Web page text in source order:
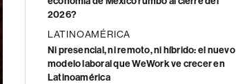
2026?
LATINOAMÉRICA
Ni presencial, ni remoto, ni híbrido: el nuevo
modelo laboral que WeWork ve crecer en
Latinoamérica